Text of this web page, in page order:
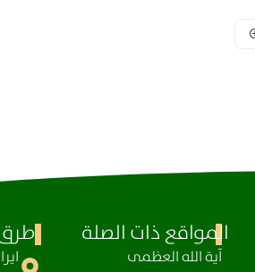
المواقع ذات الصلة
آیة الله العظمی
طرق